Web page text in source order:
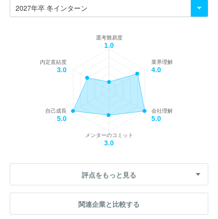
選考難易度
1.0
業界理解
4.0
会社理解
5.0
メンターのコミット
3.0
自己成長
5.0
内定直結度
3.0
評点をもっと見る
関連企業と比較する